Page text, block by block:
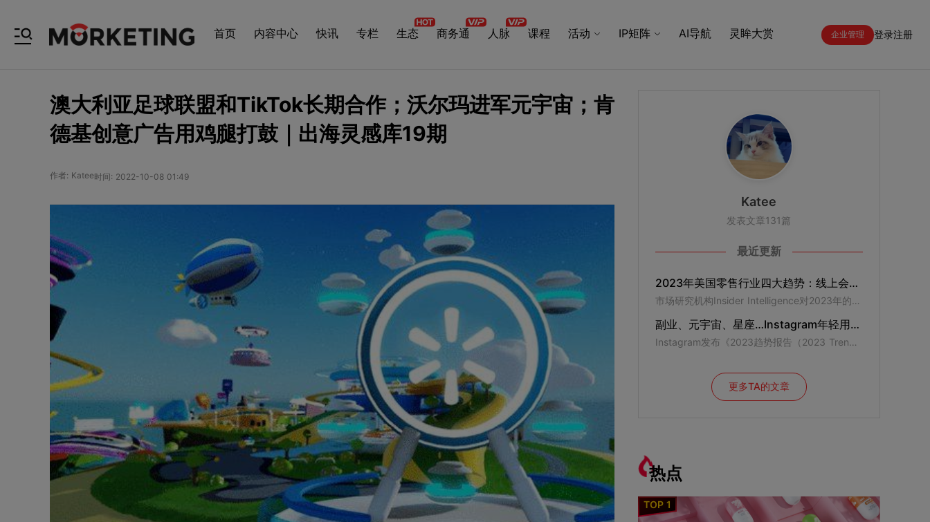
首页 内容中心 快讯 专栏 生态 商务通 人脉 课程 活动 IP矩阵 AI导航 灵眸大赏 企业管理 登录注册
澳大利亚足球联盟和TikTok长期合作；沃尔玛进军元宇宙；肯
德基创意广告用鸡腿打鼓｜出海灵感库19期
作者: Katee时间: 2022-10-08 01:49
Katee
发表文章131篇
最近更新
2023年美国零售行业四大趋势：线上会员日、AR、转卖、线下化
市场研究机构Insider Intelligence对2023年的美国零售业做出四大预测
副业、元宇宙、星座…Instagram年轻用户2023年9大兴趣点｜报告
Instagram发布《2023趋势报告（2023 Trend Report）》展现社媒用户新年流行趋势
更多TA的文章
热点